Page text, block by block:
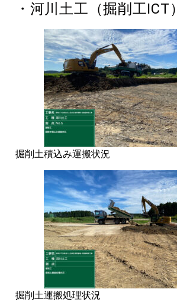
・河川土工（掘削工ICT）
掘削土積込み運搬状況
掘削土運搬処理状況